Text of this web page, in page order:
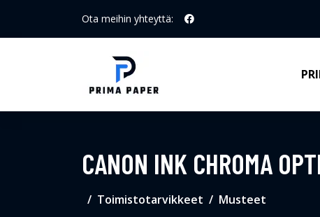
Ota meihin yhteyttä:
CANON INK CHROMA
Toimistotarvikkeet Musteet